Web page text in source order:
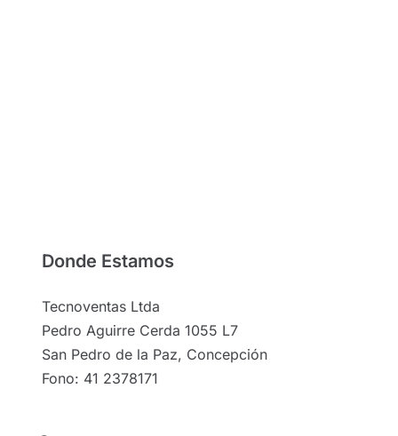
Donde Estamos
Tecnoventas Ltda
Pedro Aguirre Cerda 1055 L7
San Pedro de la Paz, Concepción
Fono: 41 2378171